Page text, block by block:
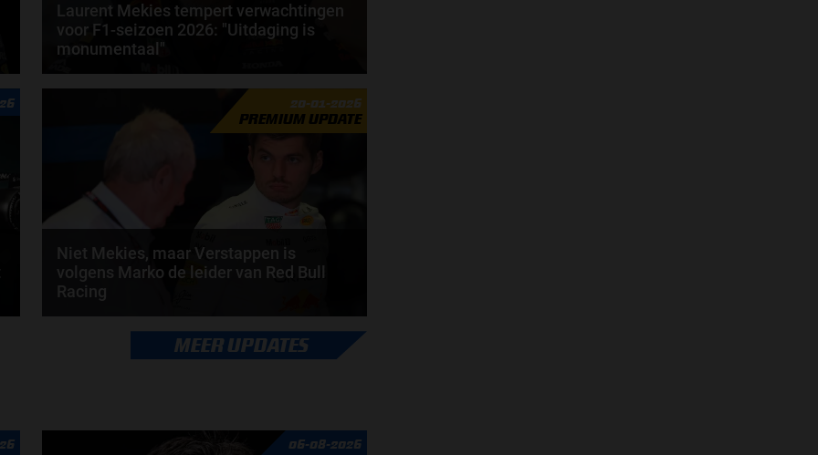
Laurent Mekies tempert verwachtingen
voor F1-seizoen 2026: "Uitdaging is
monumentaal"
Laurent Mekies heeft zijn licht laten schijnen op het
aanstaande Formule 1-seizoen van 2026. De...20-01-2026
PREMIUM UPDATE
Niet Mekies, maar Verstappen is
volgens Marko de leider van Red Bull
Racing
Volgens Helmut Marko is Max Verstappen nu
praktisch de leider van Red Bull Racing. Dat gaf de...
MEER UPDATES
06-08-2026